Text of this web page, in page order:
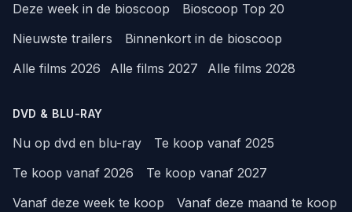
Deze week in de bioscoop
Bioscoop Top 20
Nieuwste trailers
Binnenkort in de bioscoop
Alle films 2026
Alle films 2027 Alle films 2028
DVD & BLU-RAY
Nu op dvd en blu-ray
Te koop vanaf 2025
Te koop vanaf 2026
Te koop vanaf 2027
Vanaf deze week te koop
Vanaf deze maand te koop